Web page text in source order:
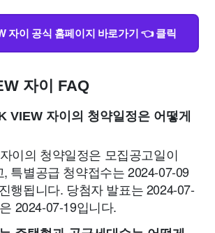
자이 공식 홈페이지 바로가기 👈 클릭
자이 FAQ
VIEW 자이의 청약일정은 어떻게
이의 청약일정은 모집공고일이
특별공급 청약접수는 2024-07-09
행됩니다. 당첨자 발표는 2024-07-
2024-07-19입니다.